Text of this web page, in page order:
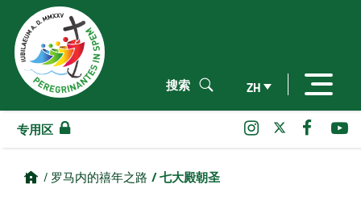
ZH
搜索
专用区
/ 罗马内的禧年之路 / 七大殿朝圣